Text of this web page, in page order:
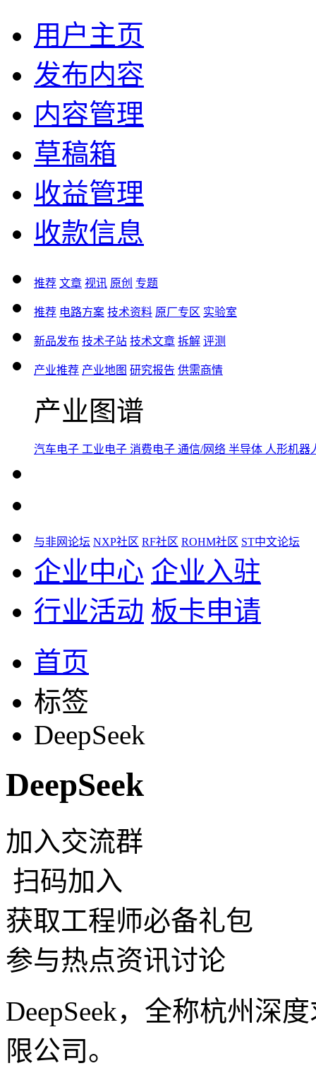
用户主页
发布内容
内容管理
草稿箱
收益管理
收款信息
推荐 文章 视讯 原创 专题
推荐 电路方案 技术资料 原厂专区 实验室
新品发布 技术子站 技术文章 拆解 评测
产业推荐 产业地图 研究报告 供需商情
产业图谱
汽车电子 工业电子 消费电子 通信/网络 半导体 人形机器
与非网论坛 NXP社区 RF社区 ROHM社区 ST中文论坛
企业中心 企业入驻
行业活动 板卡申请
首页
标签
DeepSeek
DeepSeek
加入交流群
扫码加入
获取工程师必备礼包
参与热点资讯讨论
DeepSeek，全称杭州深
限公司。